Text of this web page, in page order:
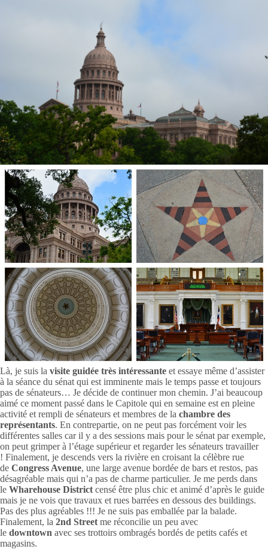
Là, je suis la visite guidée très intéressante et essaye même d’assister
à la séance du sénat qui est imminente mais le temps passe et toujours
pas de sénateurs… Je décide de continuer mon chemin. J’ai beaucoup
aimé ce moment passé dans le Capitole qui en semaine est en pleine
activité et rempli de sénateurs et membres de la chambre des
représentants. En contrepartie, on ne peut pas forcément voir les
différentes salles car il y a des sessions mais pour le sénat par exemple,
on peut grimper à l’étage supérieur et regarder les sénateurs travailler
! Finalement, je descends vers la rivière en croisant la célèbre rue
de Congress Avenue, une large avenue bordée de bars et restos, pas
désagréable mais qui n’a pas de charme particulier. Je me perds dans
le Wharehouse District censé être plus chic et animé d’après le guide
mais je ne vois que travaux et rues barrées en dessous des buildings.
Pas des plus agréables !!! Je ne suis pas emballée par la balade.
Finalement, la 2nd Street me réconcilie un peu avec
le downtown avec ses trottoirs ombragés bordés de petits cafés et
magasins.